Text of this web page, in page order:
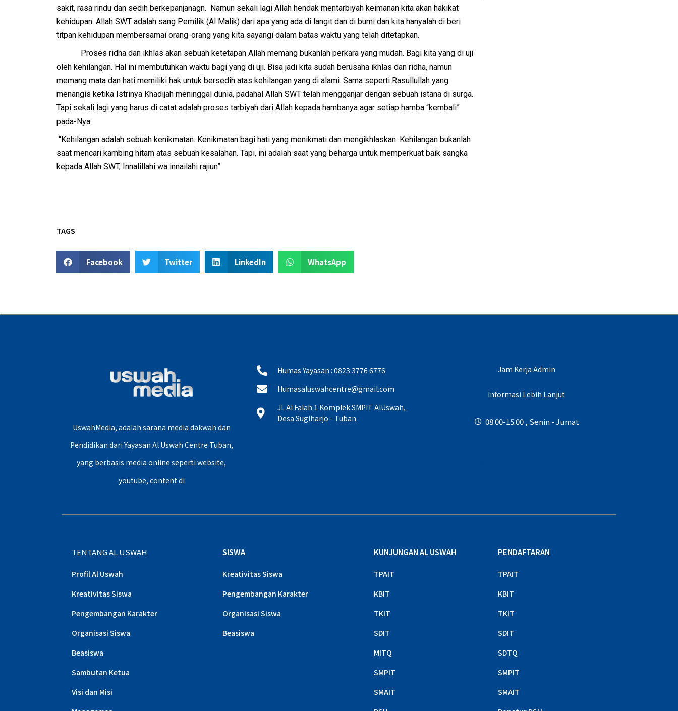
sakit, rasa rindu dan sedih berkepanjanagn. Namun sekali lagi Allah hendak mentarbiyah keimanan kita akan hakikat
kehidupan. Allah SWT adalah sang Pemilik (Al Malik) dari apa yang ada di langit dan di bumi dan kita hanyalah di beri
titpan kehidupan membersamai orang-orang yang kita sayangi dalam batas waktu yang telah ditetapkan.
Proses ridha dan ikhlas akan sebuah ketetapan Allah memang bukanlah perkara yang mudah. Bagi kita yang di uji
oleh kehilangan. Hal ini membutuhkan waktu bagi yang di uji. Bisa jadi kita sudah berusaha ikhlas dan ridha, namun
memang mata dan hati memiliki hak untuk bersedih atas kehilangan yang di alami. Sama seperti Rasullullah yang
menangis ketika Istrinya Khadijah meninggal dunia, padahal Allah SWT telah mengganjar dengan sebuah istana di surga.
Tapi sekali lagi yang harus di catat adalah proses tarbiyah dari Allah kepada hambanya agar setiap hamba “kembali”
pada-Nya.
“Kehilangan adalah sebuah kenikmatan. Kenikmatan bagi hati yang menikmati dan mengikhlaskan. Kehilangan bukanlah
saat mencari kambing hitam atas sebuah kesalahan. Tapi, ini adalah saat yang beharga untuk memperkuat baik sangka
kepada Allah SWT, Innalillahi wa innailahi rajiun”
TAGS
Facebook Twitter LinkedIn WhatsApp
UswahMedia, adalah sarana media dakwah dan
Pendidikan dari Yayasan Al Uswah Centre Tuban,
yang berbasis media online seperti website,
youtube, content di
Humas Yayasan : 0823 3776 6776
Humasaluswahcentre@gmail.com
Jl. Al Falah 1 Komplek SMPIT AlUswah,
Desa Sugiharjo - Tuban
Jam Kerja Admin
Informasi Lebih Lanjut
08.00-15.00 , Senin - Jumat
TENTANG AL USWAH
Profil Al Uswah
Kreativitas Siswa
Pengembangan Karakter
Organisasi Siswa
Beasiswa
Sambutan Ketua
Visi dan Misi
SISWA
Kreativitas Siswa
Pengembangan Karakter
Organisasi Siswa
Beasiswa
KUNJUNGAN AL USWAH
TPAIT
KBIT
TKIT
SDIT
MITQ
SMPIT
SMAIT
PENDAFTARAN
TPAIT
KBIT
TKIT
SDIT
SDTQ
SMPIT
SMAIT